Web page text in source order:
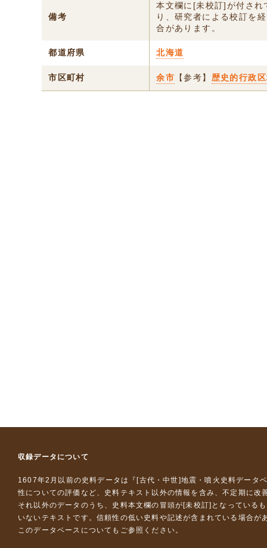
備考
本文欄に[未校訂]が付され
り、研究者による校訂を
合があります。
都道府県 北海道
市区町村 余市 【参考】 歴史的行政
収録データについて
1607年2月以前の史料データは『 [古代・中世]地震・噴火史料データ
性についての評価など、史料テキスト以外の情報を含み、不定期に改
それ以外のデータのうち、史料本文欄の冒頭が[未校訂]となっている
いないテキストです。信頼性の低い史料や記述が含まれている場合が
このデータベースについて もご参照ください。